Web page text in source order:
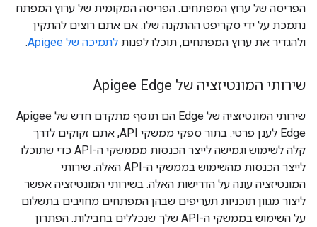
הפריסה של ערוץ המפתחים. הפריסה המקומית של ערוץ המפתח
נתמכת על ידי סקריפט ההתקנה שלו. אם אתם רוצים להתקין
ולהגדיר את ערוץ המפתחים, תוכלו לפנות לתמיכה של Apigee .
שירותי המונטיזציה של Apigee Edge
שירותי המונטיזציה של Edge הם תוסף מתקדם חדש של Apigee
Edge לענן פרטי. בתור ספקי ממשקי API, אתם זקוקים לדרך
קלה לשימוש וגמישה לייצר הכנסות מממשקי ה-API כדי שתוכלו
לייצר הכנסות מהשימוש בממשקי ה-API האלה. שירותי
המונטיזציה עונה על הדרישות האלה. בשירותי המונטיזציה אפשר
ליצור מגוון תוכניות תעריפים שבהן המפתחים מחויבים בתשלום
על השימוש בממשקי ה-API שלך שנכללים בחבילות. הפתרון